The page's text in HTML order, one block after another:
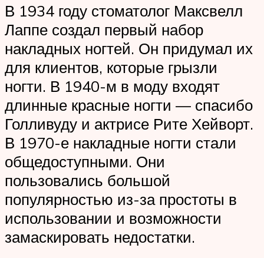
В 1934 году стоматолог Максвелл
Лаппе создал первый набор
накладных ногтей. Он придумал их
для клиентов, которые грызли
ногти. В 1940-м в моду входят
длинные красные ногти — спасибо
Голливуду и актрисе Рите Хейворт.
В 1970-е накладные ногти стали
общедоступными. Они
пользовались большой
популярностью из-за простоты в
использовании и возможности
замаскировать недостатки.